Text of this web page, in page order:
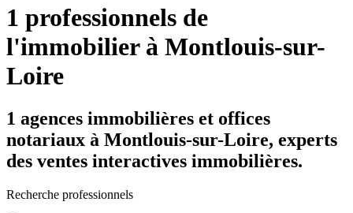
1 professionnels de
l'immobilier à Montlouis-sur-
Loire
1 agences immobilières et offices
notariaux à Montlouis-sur-Loire, experts
des ventes interactives immobilières.
Recherche professionnels